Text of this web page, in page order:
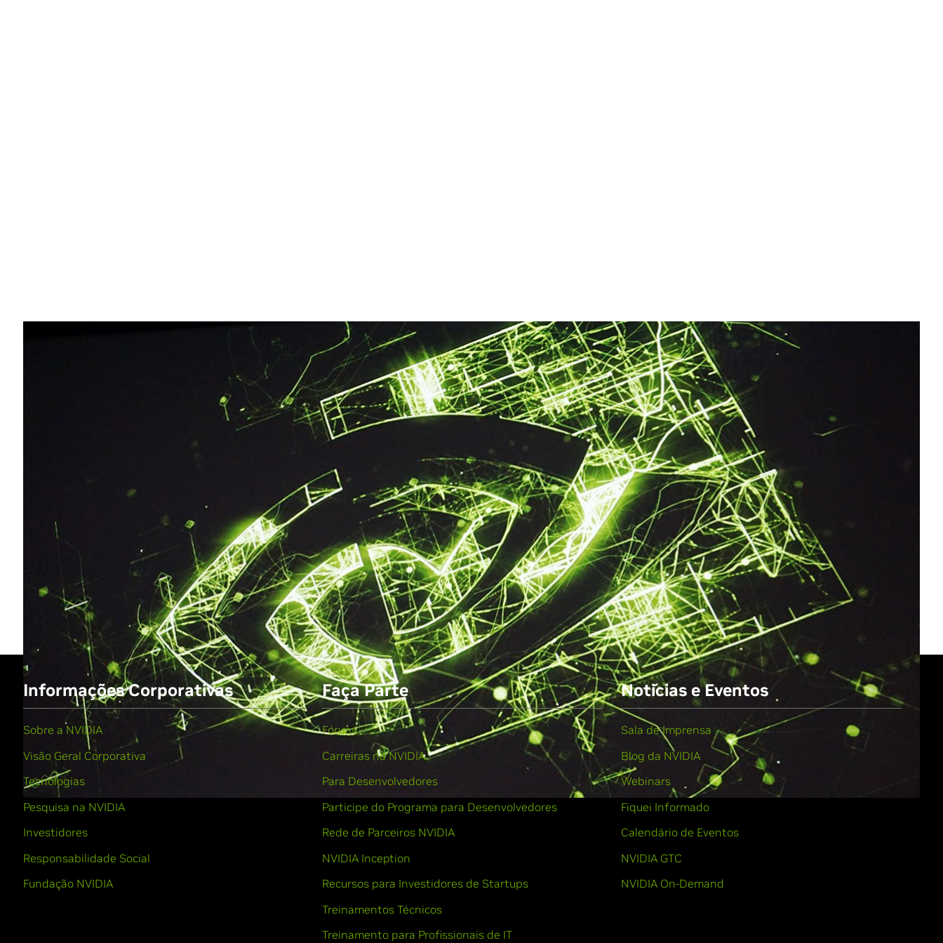
All NVIDIA News
Informações Corporativas
Sobre a NVIDIA
Visão Geral Corporativa
Tecnologias
Pesquisa na NVIDIA
Investidores
Responsabilidade Social
Fundação NVIDIA
Faça Parte
Fóruns
Carreiras na NVIDIA
Para Desenvolvedores
Participe do Programa para Desenvolvedores
Rede de Parceiros NVIDIA
NVIDIA Inception
Recursos para Investidores de Startups
Treinamentos Técnicos
Treinamento para Profissionais de IT
Notícias e Eventos
Sala de Imprensa
Blog da NVIDIA
Webinars
Fiquei Informado
Calendário de Eventos
NVIDIA GTC
NVIDIA On-Demand